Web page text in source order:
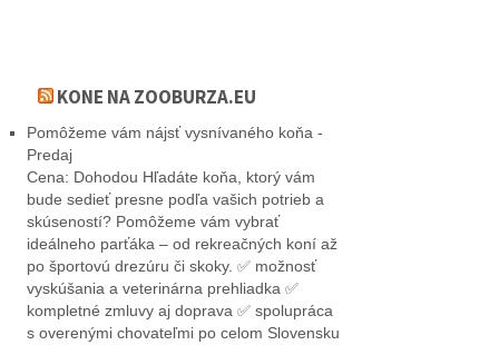
KONE NA ZOOBURZA.EU
Pomôžeme vám nájsť vysnívaného koňa -
Predaj
Cena: Dohodou Hľadáte koňa, ktorý vám
bude sedieť presne podľa vašich potrieb a
skúseností? Pomôžeme vám vybrať
ideálneho parťáka – od rekreačných koní až
po športovú drezúru či skoky. ✅ možnosť
vyskúšania a veterinárna prehliadka ✅
kompletné zmluvy aj doprava ✅ spolupráca
s overenými chovateľmi po celom Slovensku